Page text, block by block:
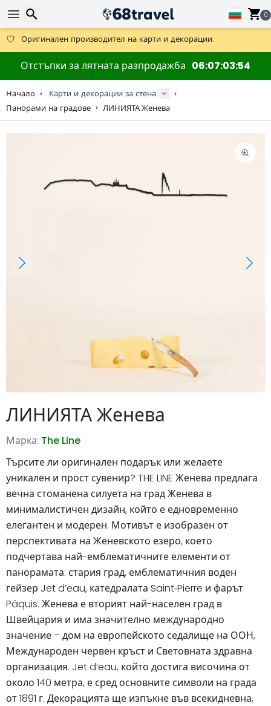
0
Получете безплатна доставка при поръчки над 59 €.
Предлага се и DHL Express за една нощ.
30 дни за връщане, 90 дни за дървени карти и декорации.
Оригинален производител на карти и декорации.
Отстъпки за лятната разпродажба 06 07 03 53
Начало
Карти и декорации за стена
Панорами на градове
ЛИНИЯТА Женева
ЛИНИЯТА Женева
Марка: The Line
Търсите ли оригинален подарък или желаете
уникален и прост сувенир? THE LINE Женева предлага
вечна стоманена силуета на град Женева в
минималистичен дизайн, който е едновременно
елегантен и модерен. Мотивът е изобразен от
перспективата на Женевското езеро, което
подчертава най-емблематичните елементи от
панорамата: стария град, емблематичния воден
гейзер Jet d’eau, катедралата Saint‑Pierre и фарът
Pâquis. Женева е вторият най-населен град в
Швейцария и има значително международно
значение – дом на европейското седалище на ООН,
Международен червен кръст и Световната здравна
организация. Jet d’eau, който достига височина от
около 140 метра, е сред основните символи на града
от 1891 г. Декорацията ще изпъкне във всекидневна,
Търсене
Търсене